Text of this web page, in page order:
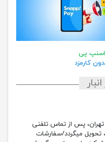
پی
تهران، پس از تماس تلفنی
میگردد/سفارشات